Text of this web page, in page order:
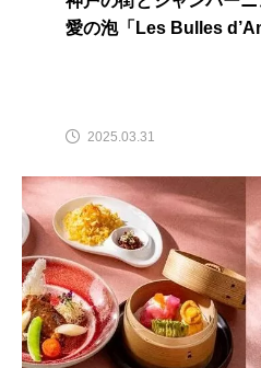
愛の泡「Les Bulles
2025.03.31